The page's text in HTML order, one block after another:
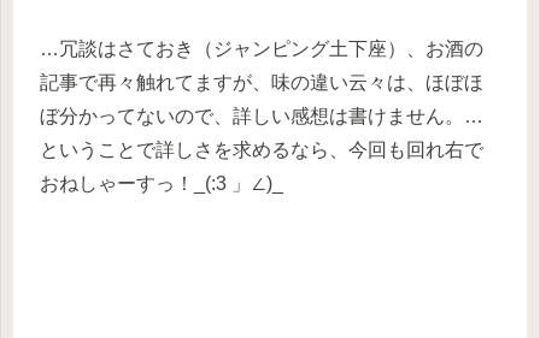
…冗談はさておき（ジャンピング土下座）、お酒の
記事で再々触れてますが、味の違い云々は、ほぼほ
ぼ分かってないので、詳しい感想は書けません。…
ということで詳しさを求めるなら、今回も回れ右で
おねしゃーすっ！_(:3 」∠)_